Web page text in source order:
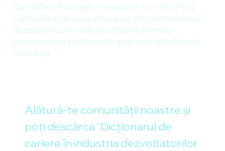
Alătură-te comunității noastre și
poți descărca "Dicționarul de
cariere în industria dezvoltatorilor
GameDev Podcast, o emisiune live, din 2 în 2
săptămâni, despre educație, știri din industrie,
dezbateri cu invitați pe diferite teme și
promovarea studiourilor și dezvoltatorilor din
România.